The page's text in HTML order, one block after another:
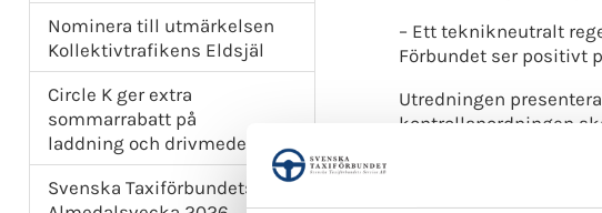
Nominera till utmärkelsen
Kollektivtrafikens Eldsjäl
Circle K ger extra
sommarrabatt på
laddning och drivmedel
Svenska Taxiförbundets
– Ett teknikneutralt
Förbundet ser positivt
Utredningen
kontrollanordningen
Förbundet välkomnar